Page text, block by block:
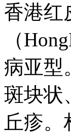
香港红
（
病亚型
斑块状
丘疹